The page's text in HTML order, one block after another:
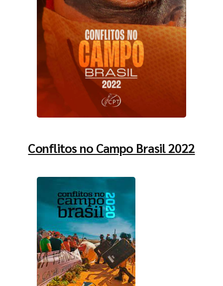
Conflitos no Campo Brasil 2022